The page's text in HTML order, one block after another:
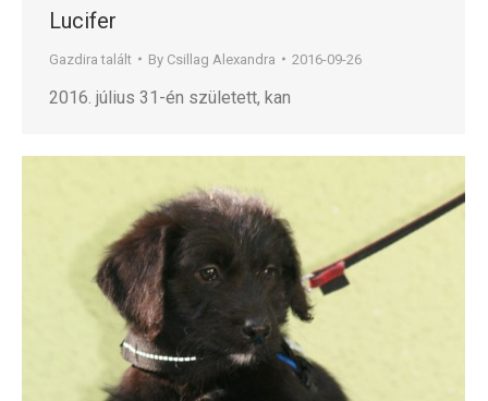
Lucifer
Gazdira talált By Csillag Alexandra 2016-09-26
2016. július 31-én született, kan